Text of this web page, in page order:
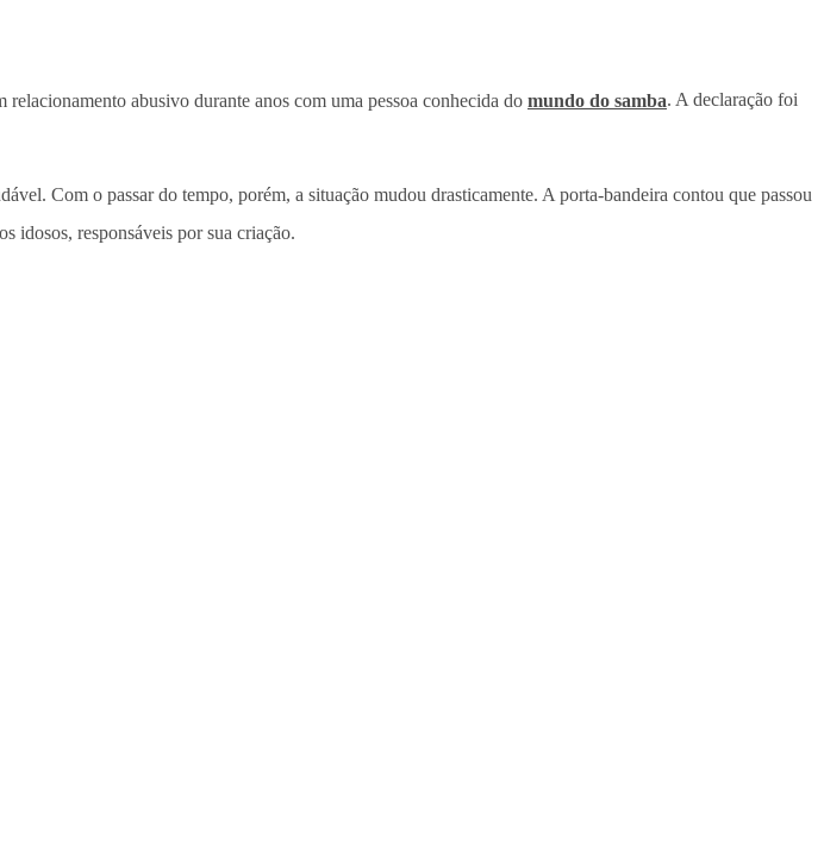
relacionamento abusivo durante anos com uma pessoa conhecida do mundo do samba. A declaração foi
Com o passar do tempo, porém, a situação mudou drasticamente. A porta-bandeira contou que passou
idosos, responsáveis por sua criação.